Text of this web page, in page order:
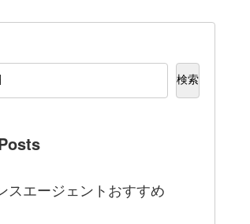
検索
スエージェントおすすめ